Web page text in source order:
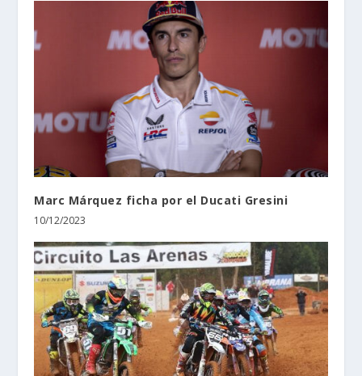
Marc Márquez ficha por el Ducati Gresini
10/12/2023